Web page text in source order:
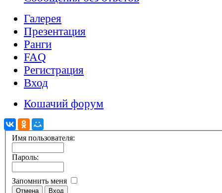
Галерея
Презентация
Ранги
FAQ
Регистрация
Вход
Кошачий форум
Имя пользователя:
Пароль:
Запомнить меня